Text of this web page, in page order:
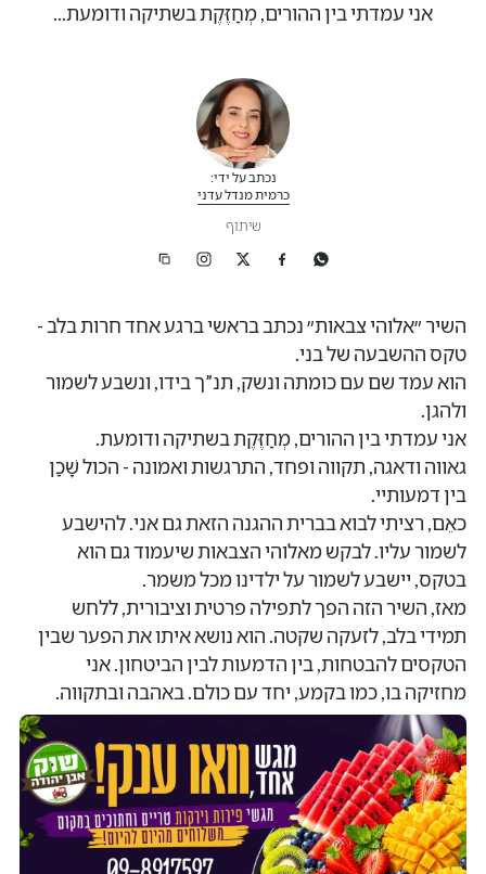
אני עמדתי בין ההורים, מְחַזֶּקֶת בשתיקה ודומעת...
נכתב על ידי:
כרמית מנדל עדני
שיתוף
השיר ״אלוהי צבאות״ נכתב בראשי ברגע אחד חרות בלב -
טקס ההשבעה של בני.
הוא עמד שם עם כומתה ונשק, תנ”ך בידו, ונשבע לשמור
ולהגן.
אני עמדתי בין ההורים, מְחַזֶּקֶת בשתיקה ודומעת.
גאווה ודאגה, תקווה ופחד, התרגשות ואמונה - הכול שָׁכַן
בין דמעותיי.
כאֵם, רציתי לבוא בברית ההגנה הזאת גם אני. להישבע
לשמור עליו. לבקש מאלוהי הצבאות שיעמוד גם הוא
בטקס, יישבע לשמור על ילדינו מכל משמר.
מאז, השיר הזה הפך לתפילה פרטית וציבורית, ללחש
תמידי בלב, לזעקה שקטה. הוא נושא איתו את הפער שבין
הטקסים להבטחות, בין הדמעות לבין הביטחון. אני
מחזיקה בו, כמו בקמע, יחד עם כולם. באהבה ובתקווה.